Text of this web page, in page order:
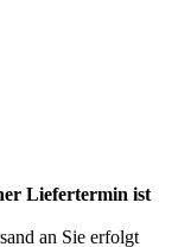
Liefertermin ist
an Sie erfolgt